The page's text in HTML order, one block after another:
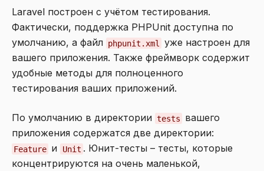
Laravel построен с учётом тестирования.
Фактически, поддержка PHPUnit доступна по
умолчанию, а файл phpunit.xml
уже настроен для
вашего приложения. Также фреймворк содержит
удобные методы для полноценного
тестирования ваших приложений.
По умолчанию в директории tests
вашего
приложения содержатся две директории:
Feature и Unit . Юнит-тесты – тесты, которые
концентрируются на очень маленькой,